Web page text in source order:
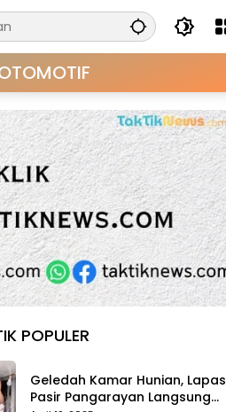
POPULER
Geledah Kamar Hunian, Lapas
Pasir Pangarayan Langsung